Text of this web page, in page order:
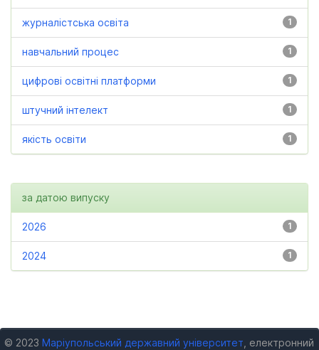
1
журналістська освіта
1
навчальний процес
1
цифрові освітні платформи
1
штучний інтелект
1
якість освіти
за датою випуску
1
2026
1
2024
© 2023 Маріупольський державний університет , електронний